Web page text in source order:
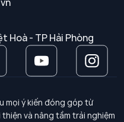
Hoà - TP Hải Phòng
mọi ý kiến đóng góp từ
và nâng tầm trải nghiệm